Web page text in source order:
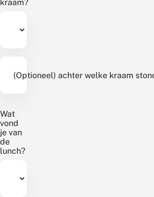
kraam?
(Optioneel) achter welke kraam
Wat
vond
je van
de
lunch?